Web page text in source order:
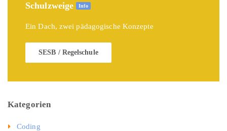
Schulzweige Info
Ein Dach, zwei pädagogische Konzepte
SESB / Regelschule
Kategorien
Coding